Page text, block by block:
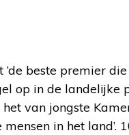
beste premier
op in de landelijke
van jongste
mensen in het